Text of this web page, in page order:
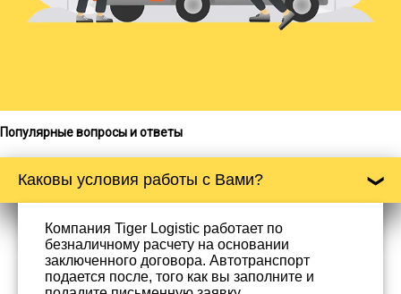
Популярные вопросы и ответы
Каковы условия работы с Вами?
Компания Tiger Logistic работает по
безналичному расчету на основании
заключенного договора. Автотранспорт
подается после, того как вы заполните и